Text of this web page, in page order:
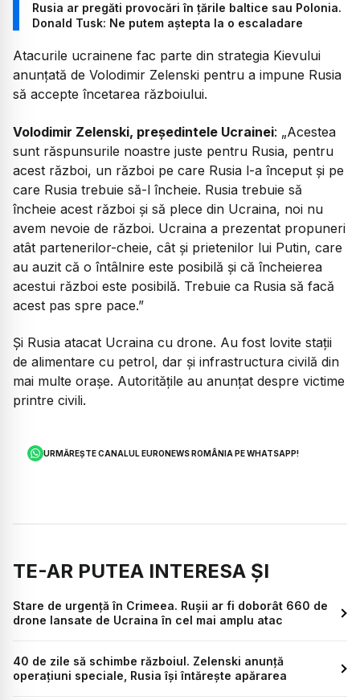
Rusia ar pregăti provocări în țările baltice sau Polonia.
Donald Tusk: Ne putem aștepta la o escaladare
Atacurile ucrainene fac parte din strategia Kievului
anunțată de Volodimir Zelenski pentru a impune Rusia
să accepte încetarea războiului.
Volodimir Zelenski, președintele Ucrainei: „Acestea
sunt răspunsurile noastre juste pentru Rusia, pentru
acest război, un război pe care Rusia l-a început și pe
care Rusia trebuie să-l încheie. Rusia trebuie să
încheie acest război și să plece din Ucraina, noi nu
avem nevoie de război. Ucraina a prezentat propuneri
atât partenerilor-cheie, cât și prietenilor lui Putin, care
au auzit că o întâlnire este posibilă și că încheierea
acestui război este posibilă. Trebuie ca Rusia să facă
acest pas spre pace.”
Și Rusia atacat Ucraina cu drone. Au fost lovite stații
de alimentare cu petrol, dar și infrastructura civilă din
mai multe orașe. Autoritățile au anunțat despre victime
printre civili.
URMĂREȘTE CANALUL EURONEWS ROMÂNIA PE WHATSAPP!
TE-AR PUTEA INTERESA ȘI
Stare de urgență în Crimeea. Rușii ar fi doborât 660 de
drone lansate de Ucraina în cel mai amplu atac
40 de zile să schimbe războiul. Zelenski anunță
operațiuni speciale, Rusia își întărește apărarea